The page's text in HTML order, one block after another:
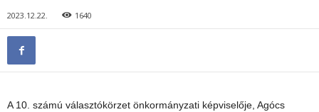
2023.12.22. 1640
A 10. számú választókörzet önkormányzati képviselője, Agócs